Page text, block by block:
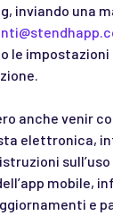
inviando una
le
anche venir
elettronica,
mobile,
e